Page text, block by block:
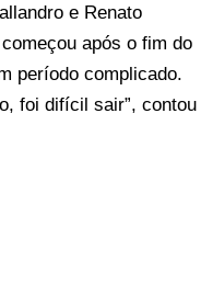
e Renato
após o fim do
período complicado.
foi difícil sair”, contou